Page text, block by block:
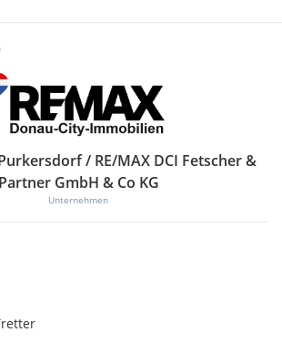
/ RE/MAX DCI Fetscher &
Partner GmbH & Co KG
Unternehmen